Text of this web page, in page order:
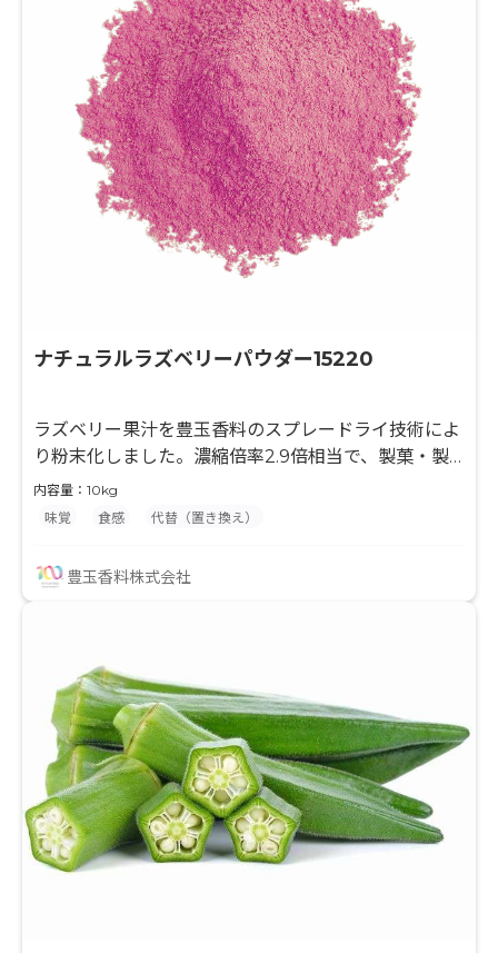
ナチュラルラズベリーパウダー15220
ラズベリー果汁を豊玉香料のスプレードライ技術によ
り粉末化しました。濃縮倍率2.9倍相当で、製菓・製
パン・粉末飲料等の風味付けに最適な原料です。果汁
とデキストリンのみを使用して粉末化していますの
様々な用途でご使用頂けます。 水分との相性が良くな
い製品に対して、果汁入りを謳う事ができます。
内容量：10kg
味覚
食感 代替（置き換え）
豊玉香料株式会社